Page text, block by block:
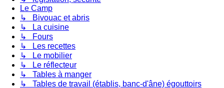
Le Camp
↳ Bivouac et abris
↳ La cuisine
↳ Fours
↳ Les recettes
↳ Le mobilier
↳ Le réflecteur
↳ Tables à manger
↳ Tables de travail (établis, banc-d'âne) égouttoirs